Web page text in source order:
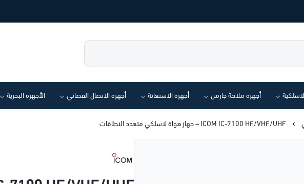
أجهزة ملاحة جارمن أجهزة الاستغاثة أجهزة الاتصال الفضائي الأجهزة البحرية
ICOM IC-7100 HF/VHF/UHF – جهاز هواة لاسلكي متعدد النطاقات